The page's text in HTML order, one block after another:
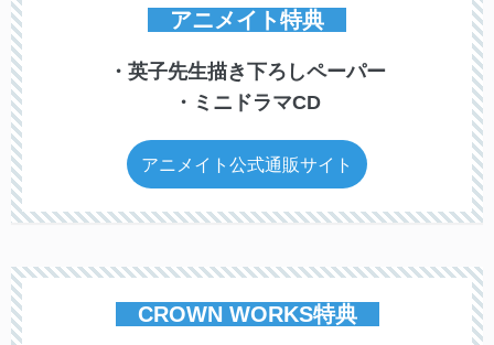
アニメイト特典
・英子先生描き下ろしペーパー
・ミニドラマCD
アニメイト公式通販サイト
CROWN WORKS特典